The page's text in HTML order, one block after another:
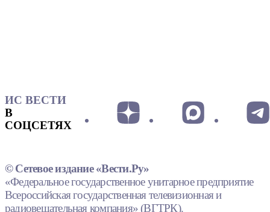
ИС ВЕСТИ
В
СОЦСЕТЯХ
© Сетевое издание «Вести.Ру»
«Федеральное государственное унитарное предприятие
Всероссийская государственная телевизионная и
радиовещательная компания» (ВГТРК).